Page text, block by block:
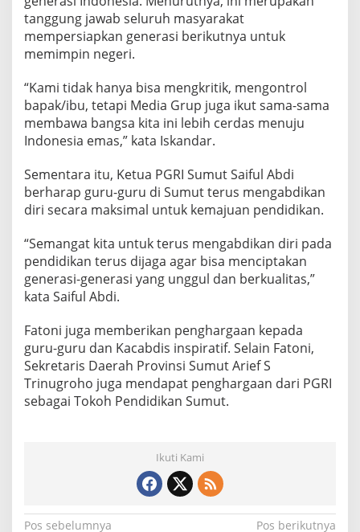
d
r
e
d
i
a
G
u
p
tanggung jawab seluruh masyarakat
mempersiapkan generasi berikutnya untuk
memimpin negeri.
“Kami tidak hanya bisa mengkritik, mengontrol
bapak/ibu, tetapi Media Grup juga ikut sama-sama
membawa bangsa kita ini lebih cerdas menuju
Indonesia emas,” kata Iskandar.
Sementara itu, Ketua PGRI Sumut Saiful Abdi
berharap guru-guru di Sumut terus mengabdikan
diri secara maksimal untuk kemajuan pendidikan.
“Semangat kita untuk terus mengabdikan diri pada
pendidikan terus dijaga agar bisa menciptakan
generasi-generasi yang unggul dan berkualitas,”
kata Saiful Abdi.
Fatoni juga memberikan penghargaan kepada
guru-guru dan Kacabdis inspiratif. Selain Fatoni,
Sekretaris Daerah Provinsi Sumut Arief S
Trinugroho juga mendapat penghargaan dari PGRI
sebagai Tokoh Pendidikan Sumut.
Ikuti Kami
Pos sebelumnya
Pos berikutnya